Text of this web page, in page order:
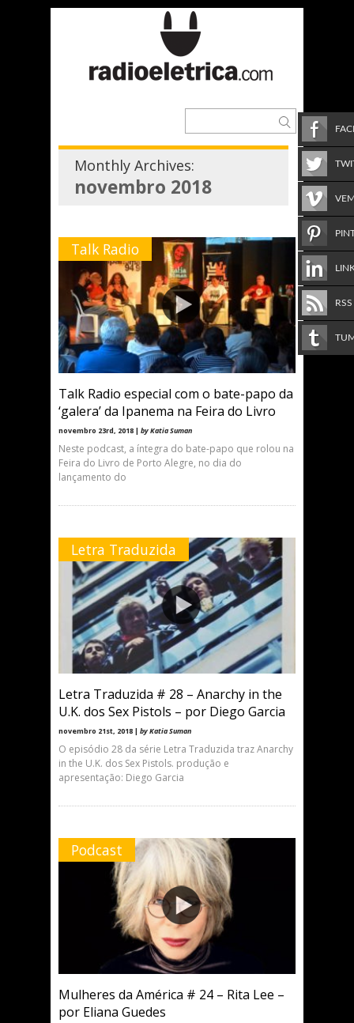
Monthly Archives:
novembro 2018
Talk Radio
Talk Radio especial com o bate-papo da
‘galera’ da Ipanema na Feira do Livro
novembro 23rd, 2018 | by Katia Suman
Neste podcast, a íntegra do bate-papo que rolou na
Feira do Livro de Porto Alegre, no dia do
lançamento do
Letra Traduzida
Letra Traduzida # 28 – Anarchy in the
U.K. dos Sex Pistols – por Diego Garcia
novembro 21st, 2018 | by Katia Suman
O episódio 28 da série Letra Traduzida traz Anarchy
in the U.K. dos Sex Pistols. produção e
apresentação: Diego Garcia
Podcast
Mulheres da América # 24 – Rita Lee –
por Eliana Guedes
RSS